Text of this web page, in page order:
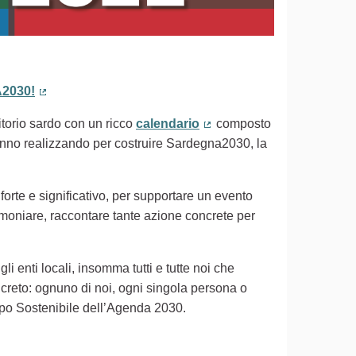
sardo con un ricco calendario
(Collegamento esterno)
composto
realizzando per costruire Sardegna2030, la
e significativo, per supportare un evento
raccontare tante azione concrete per
enti locali, insomma tutti e tutte noi che
ognuno di noi, ogni singola persona o
Sostenibile dell’Agenda 2030.